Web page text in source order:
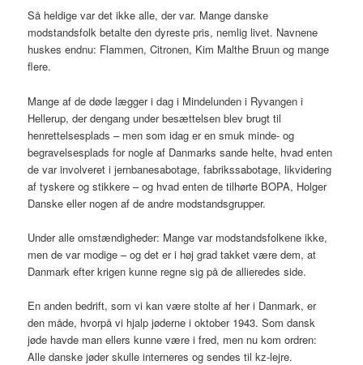
Så heldige var det ikke alle, der var. Mange danske
modstandsfolk betalte den dyreste pris, nemlig livet. Navnene
huskes endnu: Flammen, Citronen, Kim Malthe Bruun og mange
flere.
Mange af de døde lægger i dag i Mindelunden i Ryvangen i
Hellerup, der dengang under besættelsen blev brugt til
henrettelsesplads – men som idag er en smuk minde- og
begravelsesplads for nogle af Danmarks sande helte, hvad enten
de var involveret i jernbanesabotage, fabrikssabotage, likvidering
af tyskere og stikkere – og hvad enten de tilhørte BOPA, Holger
Danske eller nogen af de andre modstandsgrupper.
Under alle omstændigheder: Mange var modstandsfolkene ikke,
men de var modige – og det er i høj grad takket være dem, at
Danmark efter krigen kunne regne sig på de allieredes side.
En anden bedrift, som vi kan være stolte af her i Danmark, er
den måde, hvorpå vi hjalp jøderne i oktober 1943. Som dansk
jøde havde man ellers kunne være i fred, men nu kom ordren:
Alle danske jøder skulle interneres og sendes til kz-lejre.